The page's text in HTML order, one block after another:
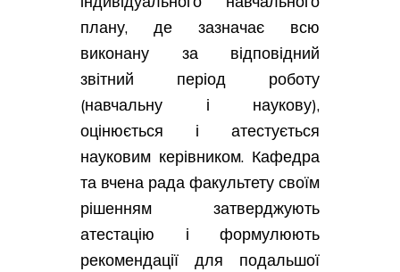
плану, де зазначає всю
виконану за відповідний
звітний період роботу
(навчальну і наукову),
оцінюється і атестується
науковим керівником. Кафедра
та вчена рада факультету своїм
рішенням затверджують
атестацію і формулюють
рекомендації для подальшої